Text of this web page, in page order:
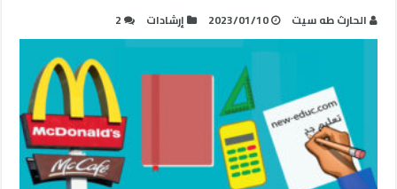
الحارث طه سيت 2023/01/10 إرشادات 2